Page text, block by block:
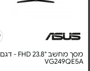
מסך מחשב "23.8 FHD - דגם
VG249QE5A